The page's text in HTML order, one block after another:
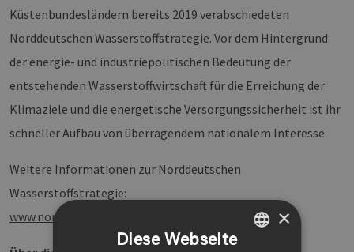
Küstenbundesländern bereits 2019 verabschiedeten
Norddeutschen Wasserstoffstrategie. Vor dem Hintergrund
der energie- und industriepolitischen Bedeutung der
entstehenden Wasserstoffwirtschaft für die Erreichung der
Klimaziele und die energetische Versorgungssicherheit ist ihr
schneller Aufbau von überragendem nationalem Interesse.
Weitere Informationen zur Norddeutschen
Wasserstoffstrategie:
www.norddeutschewasserstoffstrategie.de
×
Diese Webseite